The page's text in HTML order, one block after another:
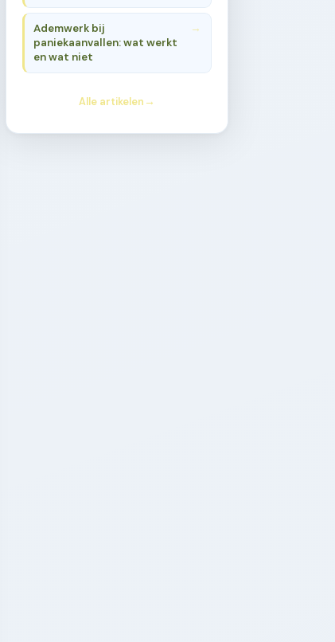
Ademwerk bij
paniekaanvallen: wat werkt
en wat niet
Alle artikelen